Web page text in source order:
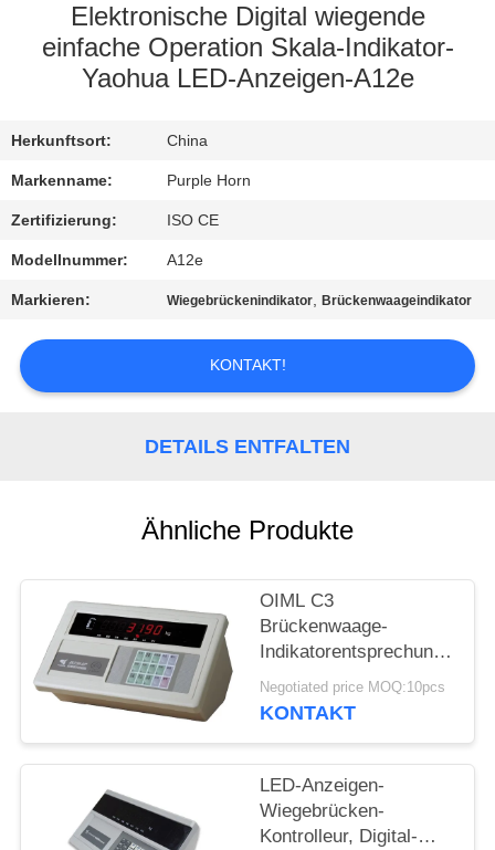
QUALITÄTSKONTROLLE
SIE
MIT
UNS
IN
VERBINDUNG
BLOG
FORDERN
SITEMAP
PRIVACY
POLICY
Elektronische Digital wiegende
einfache Operation Skala-Indikator-
Yaohua LED-Anzeigen-A12e
Herkunftsort: China
Markenname: Purple Horn
Zertifizierung: ISO CE
Modellnummer: A12e
Markieren: Wiegebrückenindikator,Brückenwaageindikator
KONTAKT!
DETAILS ENTFALTEN
Ähnliche Produkte
OIML C3
Brückenwaage-
Indikatorentsprechungs-
Art des wiegende
Skala-Indikatorxk3190
Negotiated price MOQ:10pcs
KONTAKT
LED-Anzeigen-
Wiegebrücken-
Kontrolleur, Digital-